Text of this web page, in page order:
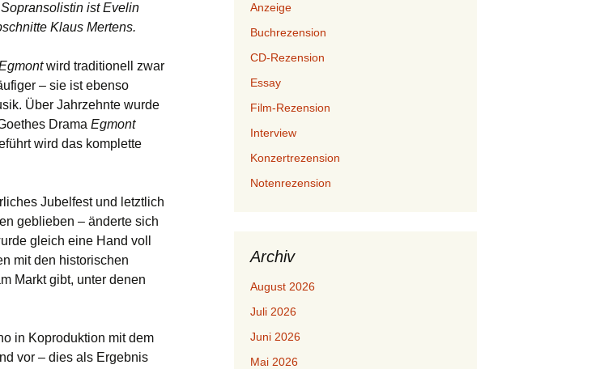
ist Evelin
Klaus Mertens.
wird traditionell zwar
– sie ist ebenso
Über Jahrzehnte wurde
Drama Egmont
wird das komplette
Jubelfest und letztlich
geblieben – änderte sich
gleich eine Hand voll
mit den historischen
Markt gibt, unter denen
in Koproduktion mit dem
vor – dies als Ergebnis
Anzeige
Buchrezension
CD-Rezension
Essay
Film-Rezension
Interview
Konzertrezension
Notenrezension
Archiv
August 2026
Juli 2026
Juni 2026
Mai 2026